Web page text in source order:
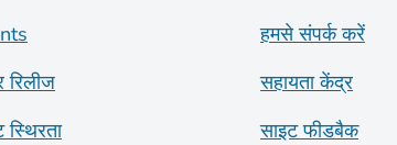
रिलीज
स्थिरता
हमसे संपर्क करें
सहायता केंद्र
साइट फीडबैक